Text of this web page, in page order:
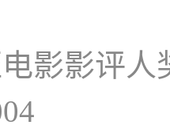
影影评人